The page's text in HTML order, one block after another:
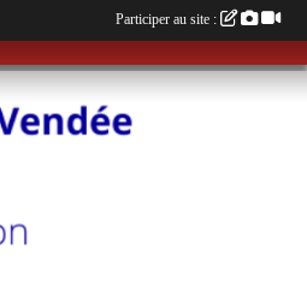
Participer au site :